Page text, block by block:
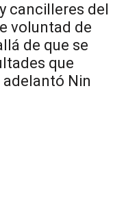
cancilleres del
voluntad de
de que se
que
adelantó Nin